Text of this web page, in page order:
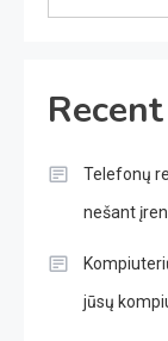
Telefonų
nešant
jūsų